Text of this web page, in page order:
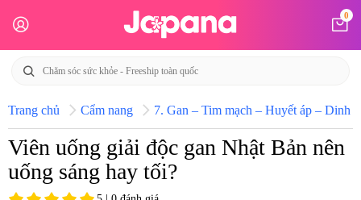
0
Trang chủ Cẩm nang 7. Gan – Tim mạch – Huyết áp – Dinh
Viên uống giải độc gan Nhật Bản nên
uống sáng hay tối?